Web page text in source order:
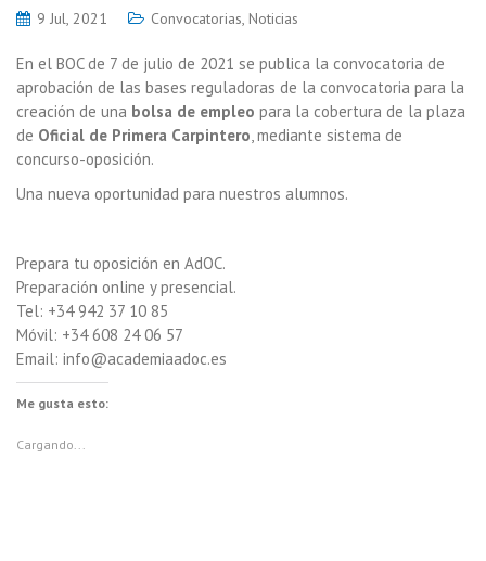
9 Jul, 2021 Convocatorias, Noticias
En el BOC de 7 de julio de 2021 se publica la convocatoria de
aprobación de las bases reguladoras de la convocatoria para la
creación de una bolsa de empleo para la cobertura de la plaza
de Oficial de Primera Carpintero , mediante sistema de
concurso-oposición.
Una nueva oportunidad para nuestros alumnos.
Prepara tu oposición en AdOC.
Preparación online y presencial.
Tel: +34 942 37 10 85
Móvil: +34 608 24 06 57
Email: info@academiaadoc.es
Me gusta esto:
Cargando...